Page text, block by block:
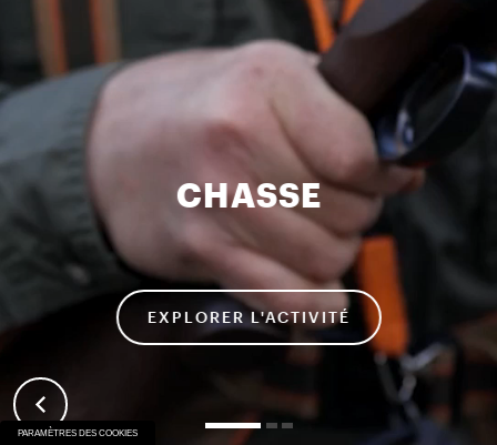
CHASSE
EXPLORER L'ACTIVITÉ
PARAMÈTRES DES COOKIES